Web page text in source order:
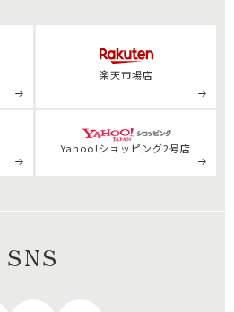
楽天市場店
Yahoo!ショッピング2号店
SNS